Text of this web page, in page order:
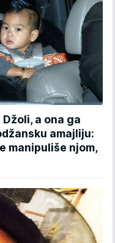
a ona ga
amajliju:
manipuliše njom,